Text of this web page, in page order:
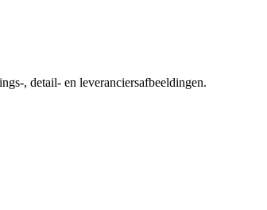
, detail- en leveranciersafbeeldingen.